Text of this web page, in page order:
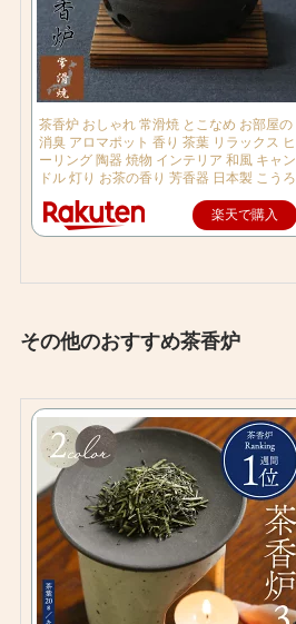
茶香炉 おしゃれ 常滑焼 とこなめ お部屋の
消臭 アロマポット 香り 茶葉 リラックス ヒ
ーリング 陶器 焼物 インテリア 和風 キャン
ドル 灯り お茶の香り 芳香器 日本製 こうろ
楽天で購入
その他のおすすめ茶香炉